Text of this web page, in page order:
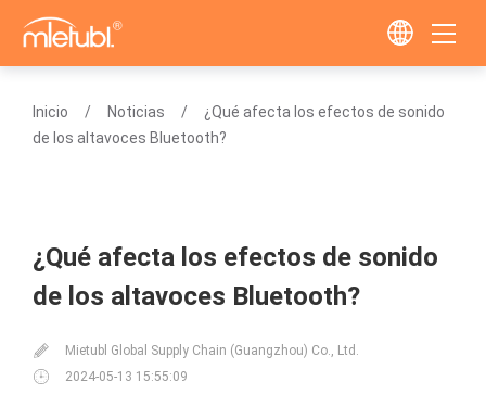
Inicio Noticias
¿Qué afecta los efectos de sonido
de los altavoces Bluetooth?
¿Qué afecta los efectos de sonido
de los altavoces Bluetooth?
Mietubl Global Supply Chain (Guangzhou) Co., Ltd.
2024-05-13 15:55:09